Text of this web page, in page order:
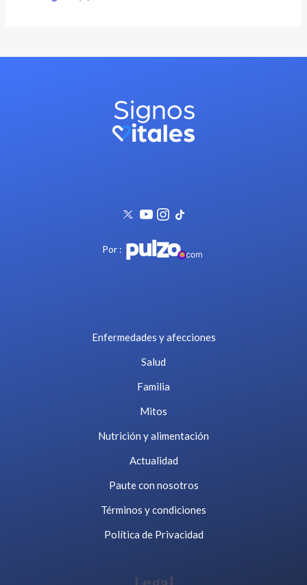
Por :
Enfermedades y afecciones
Salud
Familia
Mitos
Nutrición y alimentación
Actualidad
Paute con nosotros
Términos y condiciones
Política de Privacidad